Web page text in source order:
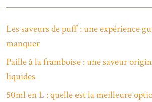
Les saveurs de puff : une expérience
manquer
Paille à la framboise : une saveur
liquides
50ml en L : quelle est la meilleure